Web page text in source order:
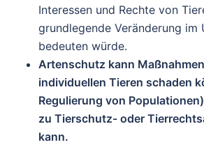
Interessen und Rechte von
grundlegende Veränderung im
bedeuten würde.
Artenschutz kann
individuellen Tieren schaden
Regulierung von
zu Tierschutz- oder
kann.